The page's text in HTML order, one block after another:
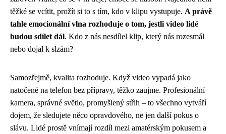
těžké se vcítit, prožít si to s tím, kdo v klipu vystupuje. A právě
tahle emocionální vlna rozhoduje o tom, jestli video lidé
budou sdílet dál. Kdo z nás nesdílel klip, který nás rozesmál
nebo dojal k slzám?
Samozřejmě, kvalita rozhoduje. Když video vypadá jako
natočené na telefon bez přípravy, těžko zaujme. Profesionální
kamera, správné světlo, promyšlený střih – to všechno vytváří
dojem, že sledujete něco opravdového, ne jen další pokus o
slávu. Lidé prostě vnímají rozdíl mezi amatérským pokusem a